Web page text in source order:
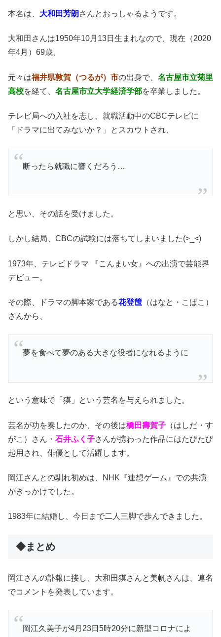
本名は、 大和田芳朗 さんとおっしゃるようです。
大和田さんは1950年10月13日生まれなので、現在（2020
年4月）69歳。
元々は福井県敦賀（つるが）市の出身で、 名古屋市立菊里
高校を経て、 名古屋市立大学経済学部を卒業しました。
テレビ局への入社を志し、就職活動中のCBCテレビに
「ドラマに出てみないか？」とスカウトされ、
断ったら就職に響くだろう…
と思い、その話を受けました。
しかし結局、CBCの試験には落ちてしまいました(>_<)
1973年、テレビドラマ 『こんまい女』への出演で芸能界
デビュー。
その際、ドラマの脚本家である花登筺 （はなと・こばこ ）
さんから、
夢を食べて夢のある大きな役者になれるように
という意味で「獏」という芸名を与えられました。
芸名が功を奏したのか、その後は橋田壽賀子 （はしだ・す
がこ ）さん・ 石井ふく子さんが携わった作品にはたびたび
起用され、俳優として活躍します。
岡江さんとの馴れ初めは、NHK『連想ゲーム』での共演
がきっかけでした。
1983年に結婚し、今日まで二人三脚で歩んできました。
◆まとめ
岡江さんの訃報に接し、大和田獏さんと美帆さんは、連名
でコメントを発表しています。
岡江久美子が4月23日5時20分に新型コロナによ